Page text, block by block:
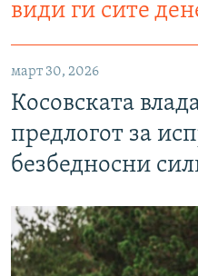
види ги сите
март 30, 2026
Косовската
предлогот за
безбедносни